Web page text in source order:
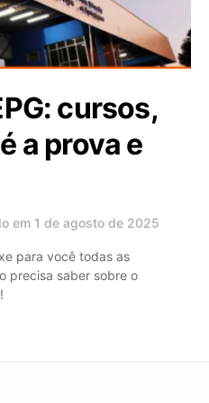
cursos,
a prova e
em 1 de agosto de 2025
para você todas as
precisa saber sobre o